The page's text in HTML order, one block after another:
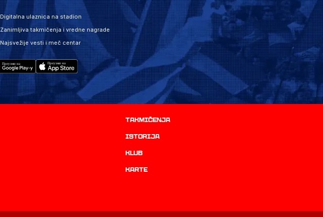
Digitalna ulaznica na stadion
Zanimljiva takmičenja i vredne nagrade
Najsvežije vesti i meč centar
Takmičenja
istorija
Klub
Karte